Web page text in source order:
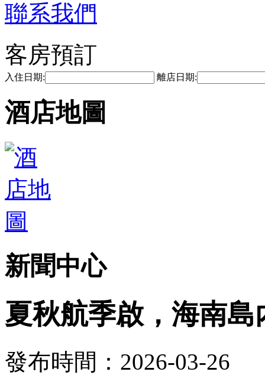
聯系我們
客房預訂
入住日期: 離店日期:
酒店地圖
新聞中心
夏秋航季啟，海南
發布時間：2026-03-26